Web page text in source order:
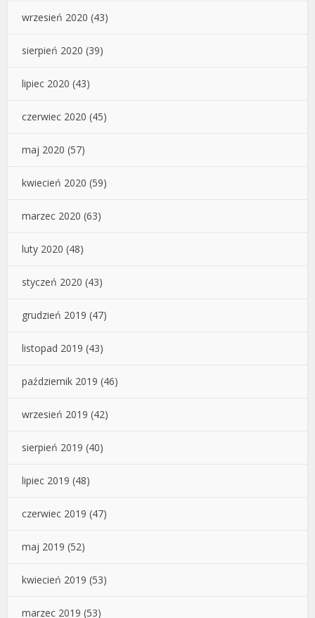
wrzesień 2020 (43)
sierpień 2020 (39)
lipiec 2020 (43)
czerwiec 2020 (45)
maj 2020 (57)
kwiecień 2020 (59)
marzec 2020 (63)
luty 2020 (48)
styczeń 2020 (43)
grudzień 2019 (47)
listopad 2019 (43)
październik 2019 (46)
wrzesień 2019 (42)
sierpień 2019 (40)
lipiec 2019 (48)
czerwiec 2019 (47)
maj 2019 (52)
kwiecień 2019 (53)
marzec 2019 (53)